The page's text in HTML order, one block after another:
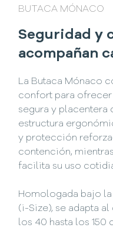
BUTACA MÓNACO
Seguridad y
acompañan
La Butaca Mónaco
confort para
segura y placentera
estructura
y protección
contención,
facilita su uso
Homologada bajo la
(i-Size), se adapta
los 40 hasta los 150